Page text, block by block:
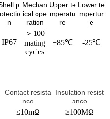
p
n
Mechan
ical ope
ration
Upper te
mperatu
re
Lower te
mpertur
e
IP67
＞100
mating
cycles
+85℃ -25℃
Contact resista
nce
Insulation resist
ance
≤10mΩ ≥100MΩ